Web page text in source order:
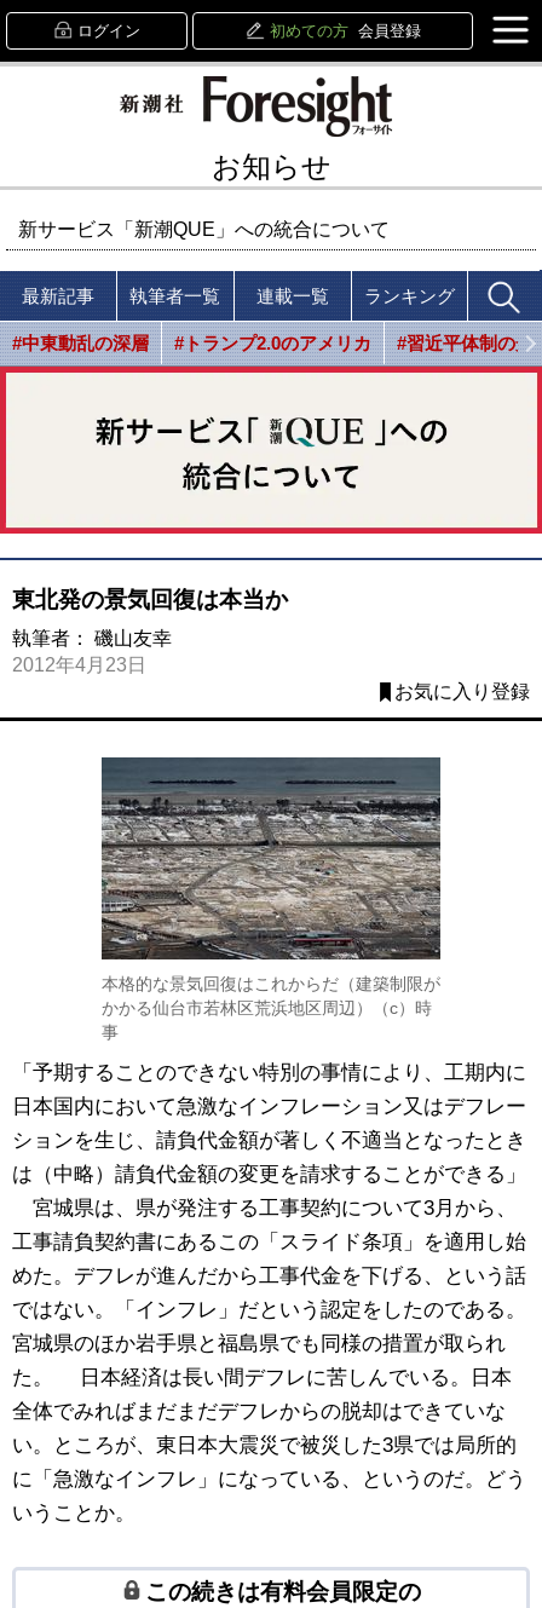
ログイン 初めての方 会員登録
お知らせ
新サービス「新潮QUE」への統合について
最新記事 執筆者一覧 連載一覧 ランキング
#中東動乱の深層 #トランプ2.0のアメリカ #習近平体制の光
東北発の景気回復は本当か
執筆者： 磯山友幸
2012年4月23日
お気に入り登録
本格的な景気回復はこれからだ（建築制限が
かかる仙台市若林区荒浜地区周辺）（c）時
事
「予期することのできない特別の事情により、工期内に
日本国内において急激なインフレーション又はデフレー
ションを生じ、請負代金額が著しく不適当となったとき
は（中略）請負代金額の変更を請求することができる」
宮城県は、県が発注する工事契約について3月から、
工事請負契約書にあるこの「スライド条項」を適用し始
めた。デフレが進んだから工事代金を下げる、という話
ではない。「インフレ」だという認定をしたのである。
宮城県のほか岩手県と福島県でも同様の措置が取られ
た。 日本経済は長い間デフレに苦しんでいる。日本
全体でみればまだまだデフレからの脱却はできていな
い。ところが、東日本大震災で被災した3県では局所的
に「急激なインフレ」になっている、というのだ。どう
いうことか。
この続きは有料会員限定の